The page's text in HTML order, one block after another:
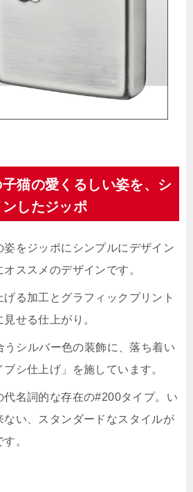
猫の愛くるしい姿を、シ
したジッポ
姿をジッポにシンプルにデザイン
ススメのデザインです。
る加工とグラフィックプリント
せる仕上がり。
うシルバー色の装飾に、落ち着い
シ仕上げ」を施しています。
代名詞的な存在の#200タイプ。い
ない、スタンダードなスタイルが
。